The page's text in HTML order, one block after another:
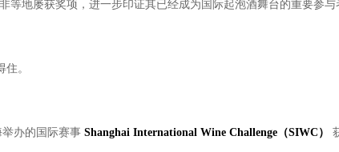
地屡获奖项，进一步印证其已经成为国际起泡酒舞台的重要参与
。
办的国际赛事 Shanghai International Wine Challenge （SIWC ）